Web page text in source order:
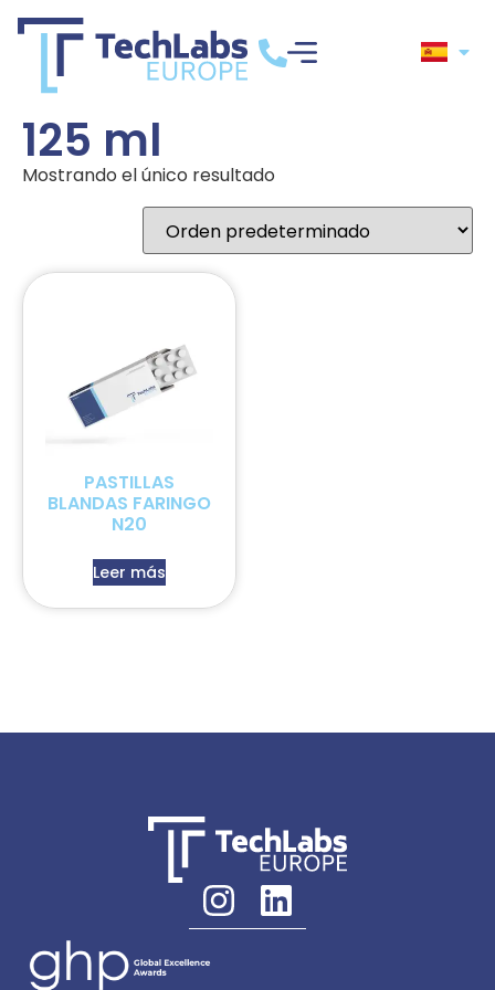
125 ml
Mostrando el único resultado
PASTILLAS
BLANDAS FARINGO
N20
Leer más